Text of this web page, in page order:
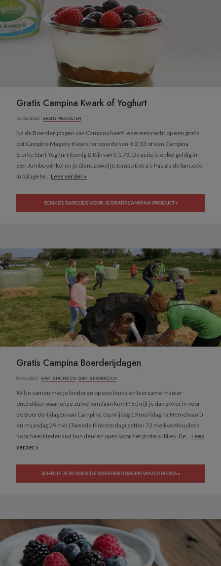
Gratis Campina Kwark of Yoghurt
23/05/2023 ·GRATIS PRODUCTEN
Na de Boerderijdagen van Campina heeft iedereen recht op een gratis
pot Campina Magere Kwark ter waarde van € 2,33 of een Campina
Sterke Start Yoghurt Romig & Rijk van € 1,73. De actie is enkel geldig in
een Jumbo winkel en je dient zowel je Jumbo Extra’s Pas als de barcode
in bijlage te... Lees verder »
SCAN DE BARCODE VOOR JE GRATIS CAMPINA PRODUCT »
Gratis Campina Boerderijdagen
08/05/2023 ·GRATIS DIENSTEN, GRATIS PRODUCTEN
Wil je samen met je kinderen op een leuke en leerzame manier
ontdekken waar onze zuivel vandaan komt? Schrijf je dan zeker in voor
de Boerderijdagen van Campina. Op vrijdag 19 mei (dag na Hemelvaart)
en maandag 29 mei (Tweede Pinksterdag) zetten 72 melkveehouders
door heel Nederland hun deuren open voor het grote publiek. De... Lees
verder »
SCHRIJF JE IN VOOR DE BOERDERIJDAGEN VAN CAMPINA »